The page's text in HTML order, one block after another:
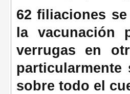
62 filiaciones
la vacunación
verrugas en
sobre todo el